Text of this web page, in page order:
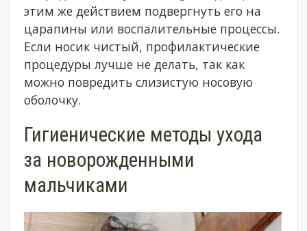
этим же действием подвергнуть его на
царапины или воспалительные процессы.
Если носик чистый, профилактические
процедуры лучше не делать, так как
можно повредить слизистую носовую
оболочку.
Гигиенические методы ухода
за новорожденными
мальчиками